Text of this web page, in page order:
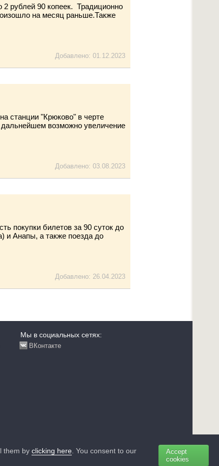
рублей 90 копеек. Традиционно
на месяц раньше.Также
Добавлено: 01.12.2023
станции "Крюково" в черте
дальнейшем возможно увеличение
Добавлено: 03.08.2023
покупки билетов за 90 суток до
и Анапы, а также поезда до
Добавлено: 26.04.2023
Мы в социальных сетях:
ВКонтакте
258-85-87 Москва
them by clicking here . You consent to our
Accept
cookies